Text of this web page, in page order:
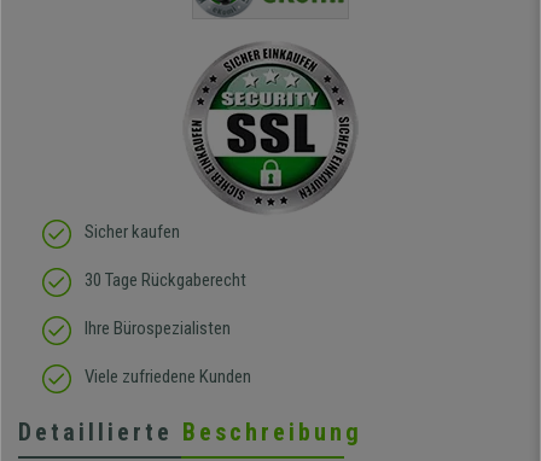
sitzt darin auch wirklich
gut! Die Sitzfläche, eine
Art straffes aber auch
elastisches Gewebe passt
sich der
Körperbewegung an.
Klare Kaufempfehlung!
Sicher kaufen
30 Tage Rückgaberecht
Ihre Bürospezialisten
Viele zufriedene Kunden
Detaillierte Beschreibung